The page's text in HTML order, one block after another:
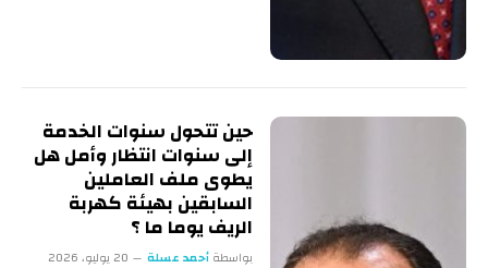
حين تتحول سنوات الخدمة
إلى سنوات انتظار وأمل هل
يطوى ملف العاملين
السابقين بهيئة كهربة
الريف يوما ما ؟
بواسطة أحمد عسلة
20 يوليو، 2026